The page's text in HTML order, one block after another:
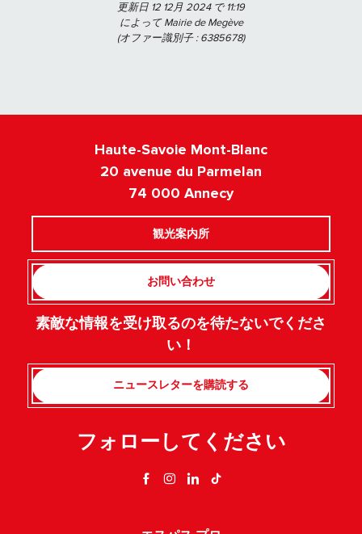
更新日 12 12月 2024 で 11:19
によって Mairie de Megève
(オファー識別子 :6385678)
Haute-Savoie Mont-Blanc
20 avenue du Parmelan
74 000 Annecy
観光案内所
お問い合わせ
素敵な情報を受け取るのを待たないでくださ
い！
ニュースレターを購読する
フォローしてください